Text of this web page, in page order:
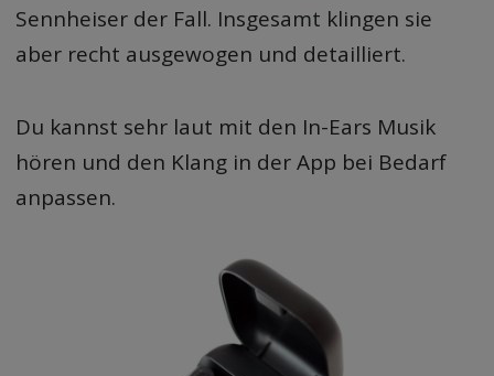
Sennheiser der Fall. Insgesamt klingen sie
aber recht ausgewogen und detailliert.
Du kannst sehr laut mit den In-Ears Musik
hören und den Klang in der App bei Bedarf
anpassen.